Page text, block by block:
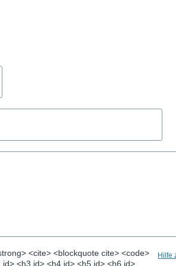
Hilfe
<cite> <blockquote cite> <code>
<h3 id> <h4 id> <h5 id> <h6 id>